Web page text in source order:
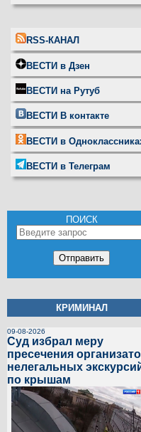
RSS-КАНАЛ
ВЕСТИ в Дзен
ВЕСТИ на Рутуб
ВЕСТИ В контакте
ВЕСТИ в
ВЕСТИ в Телеграм
ПОИСК
КРИМИНАЛ
09-08-2026
Суд избрал меру
пресечения
нелегальных
по крышам